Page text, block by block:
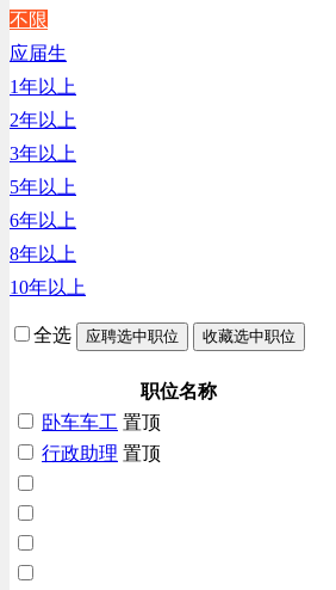
生产/加工/认证类
综合技术类
汽车/交通类
财务/审计/税务类
不限
应届生
1年以上
2年以上
3年以上
5年以上
6年以上
8年以上
10年以上
全选 应聘选中职位 收藏选中职位
职位名称
卧车车工 置顶
行政助理 置顶